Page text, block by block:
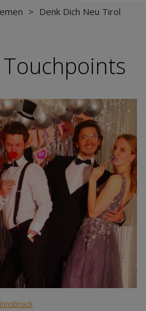
> Denk Dich Neu Tirol